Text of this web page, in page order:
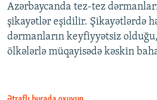
Azərbaycanda tez-tez
şikayətlər eşidilir. Şikayətlərdə
dərmanların keyfiyyətsiz
ölkələrlə müqayisədə kəskin